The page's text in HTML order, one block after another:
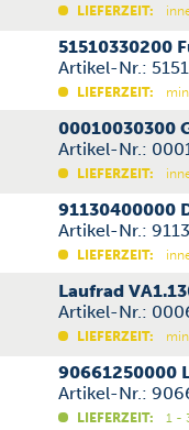
LIEFERZEIT:
51510330200
Artikel-Nr.:
LIEFERZEIT:
00010030300
Artikel-Nr.:
LIEFERZEIT:
91130400000
Artikel-Nr.:
LIEFERZEIT:
Laufrad
Artikel-Nr.:
LIEFERZEIT:
90661250000
Artikel-Nr.:
LIEFERZEIT: 1 -